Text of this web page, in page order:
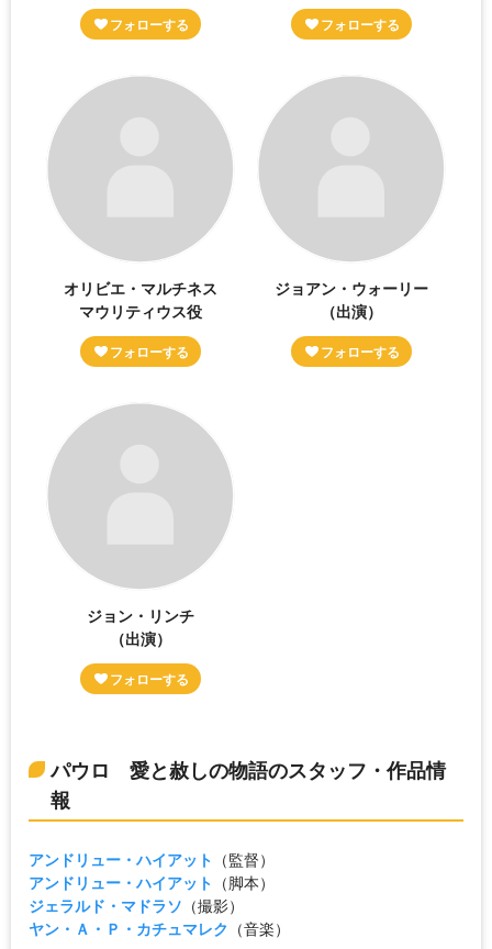
オリビエ・マルチネス
マウリティウス役
ジョアン・ウォーリー
（出演）
ジョン・リンチ
（出演）
パウロ 愛と赦しの物語のスタッフ・作品情
報
アンドリュー・ハイアット （監督）
アンドリュー・ハイアット （脚本）
ジェラルド・マドラソ （撮影）
ヤン・Ａ・Ｐ・カチュマレク （音楽）